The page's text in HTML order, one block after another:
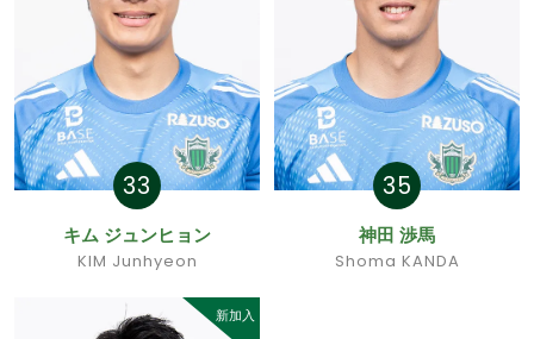
33
キム ジュンヒョン
KIM Junhyeon
35
神田 渉馬
Shoma KANDA
新加入